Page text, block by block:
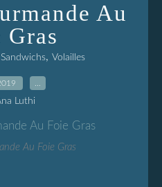
Au
Gras
, Volailles
Luthi
Au Foie Gras